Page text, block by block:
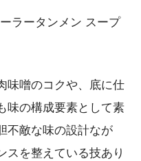
味噌のコクや、底に仕
味の構成要素として素
不敵な味の設計なが
スを整えている技あり